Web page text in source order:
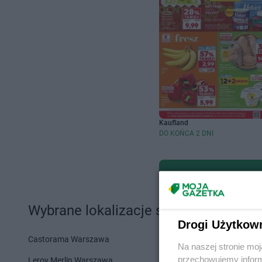
Kaufland
DO KOŃCA 2 DNI
Wybrane lokalizacje sklepów i sieci
Castorama Warszawa
Leroy Merlin Warszawa PEPCO
Drogi
Na naszej stronie
przechowujemy